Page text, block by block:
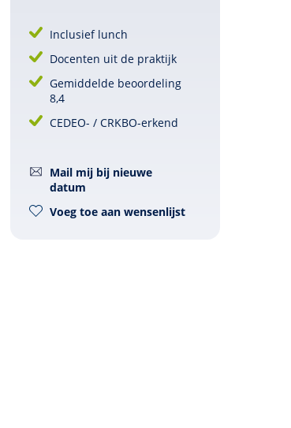
Inclusief lunch
Docenten uit de praktijk
Gemiddelde beoordeling
8,4
CEDEO- / CRKBO-erkend
Mail mij bij nieuwe
datum
Voeg toe aan wensenlijst